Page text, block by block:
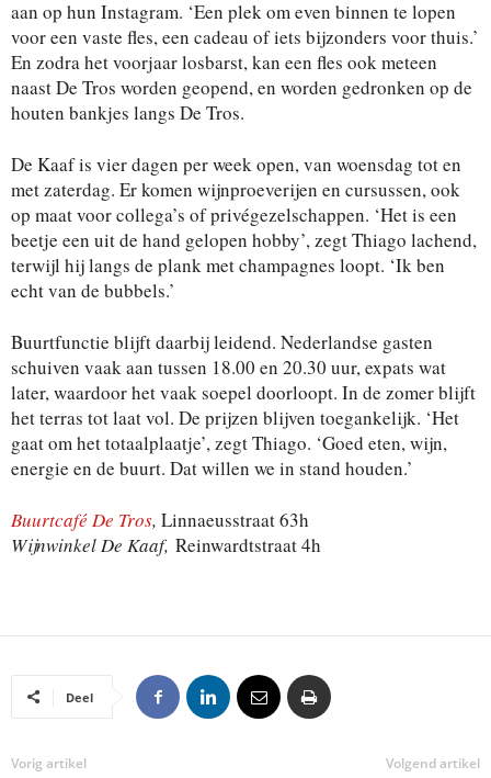
aan op hun Instagram. ‘Een plek om even binnen te lopen
voor een vaste fles, een cadeau of iets bijzonders voor thuis.’
En zodra het voorjaar losbarst, kan een fles ook meteen
naast De Tros worden geopend, en worden gedronken op de
houten bankjes langs De Tros.
De Kaaf is vier dagen per week open, van woensdag tot en
met zaterdag. Er komen wijnproeverijen en cursussen, ook
op maat voor collega’s of privégezelschappen. ‘Het is een
beetje een uit de hand gelopen hobby’, zegt Thiago lachend,
terwijl hij langs de plank met champagnes loopt. ‘Ik ben
echt van de bubbels.’
Buurtfunctie blijft daarbij leidend. Nederlandse gasten
schuiven vaak aan tussen 18.00 en 20.30 uur, expats wat
later, waardoor het vaak soepel doorloopt. In de zomer blijft
het terras tot laat vol. De prijzen blijven toegankelijk. ‘Het
gaat om het totaalplaatje’, zegt Thiago. ‘Goed eten, wijn,
energie en de buurt. Dat willen we in stand houden.’
Buurtcafé De Tros, Linnaeusstraat 63h
Wijnwinkel De Kaaf, Reinwardtstraat 4h
Deel
Vorig artikel Volgend artikel